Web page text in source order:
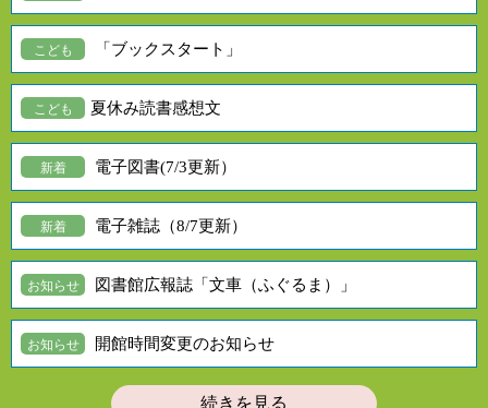
こども 「ブックスタート」
こども 夏休み読書感想文
新着 電子図書(7/3更新）
新着 電子雑誌（8/7更新）
お知らせ 図書館広報誌「文車（ふぐるま）」
お知らせ 開館時間変更のお知らせ
続きを見る